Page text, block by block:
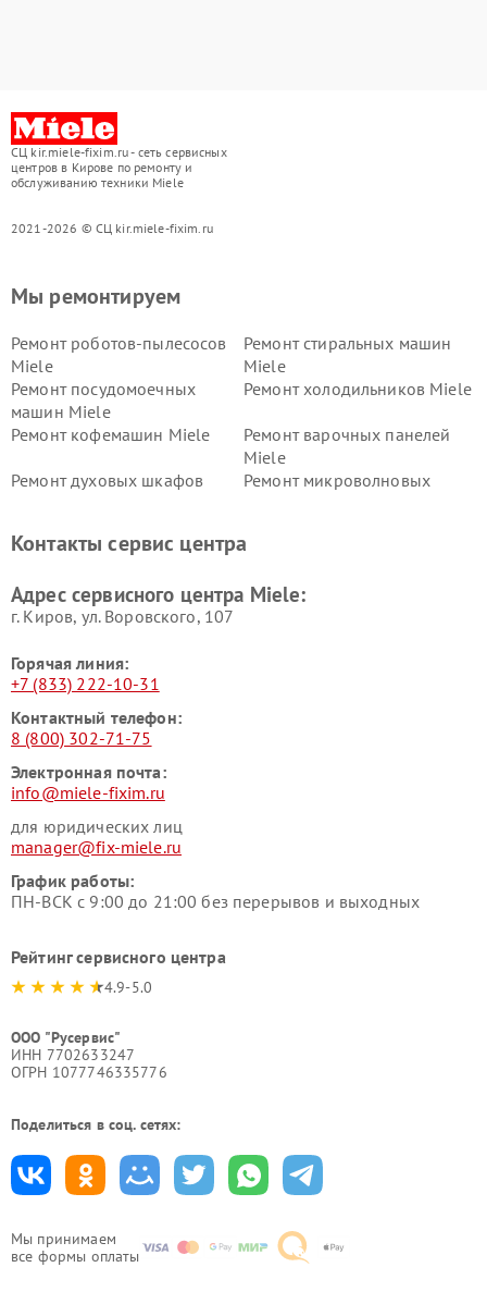
СЦ kir.miele-fixim.ru - сеть сервисных
центров в Кирове по ремонту и
обслуживанию техники Miele
2021-2026 © СЦ kir.miele-fixim.ru
Мы принимаем
все формы оплаты
Мы ремонтируем
Ремонт роботов-пылесосов
Miele
Ремонт стиральных машин
Miele
Ремонт посудомоечных
машин Miele
Ремонт холодильников Miele
Ремонт кофемашин Miele
Ремонт варочных панелей
Miele
Ремонт духовых шкафов
Ремонт микроволновых
Miele
Miele
пылесосов Miele
Контакты сервис центра
Адрес сервисного центра Miele:
г. Киров, ул. Воровского, 107
Горячая линия:
+7 (833) 222-10-31
Контактный телефон:
8 (800) 302-71-75
Электронная почта:
info@miele-fixim.ru
для юридических лиц
manager@fix-miele.ru
График работы:
ПН-ВСК с 9:00 до 21:00 без перерывов и выходных
Рейтинг сервисного центра
4.9-5.0
ООО "Русервис"
ИНН 7702633247
ОГРН 1077746335776
Поделиться в соц. сетях: